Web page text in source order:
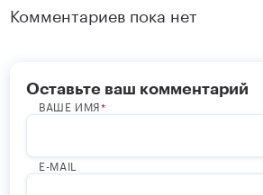
Комментариев пока нет
Оставьте ваш комментарий
ВАШЕ ИМЯ
E-MAIL